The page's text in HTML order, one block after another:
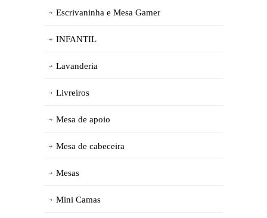
Escrivaninha e Mesa Gamer
INFANTIL
Lavanderia
Livreiros
Mesa de apoio
Mesa de cabeceira
Mesas
Mini Camas